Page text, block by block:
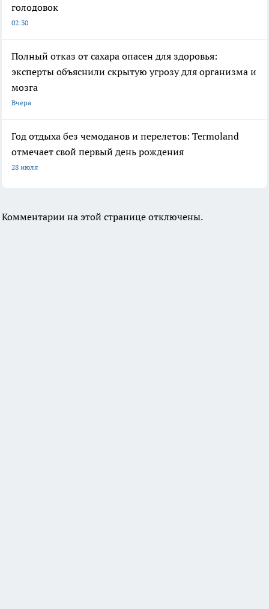
голодовок
02:30
Полный отказ от сахара опасен для здоровья:
эксперты объяснили скрытую угрозу для организма и
мозга
Вчера
Год отдыха без чемоданов и перелетов: Termoland
отмечает свой первый день рождения
28 июля
Комментарии на этой странице отключены.